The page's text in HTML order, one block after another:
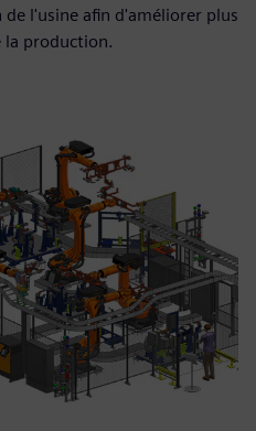
l'usine afin d'améliorer plus
la production.